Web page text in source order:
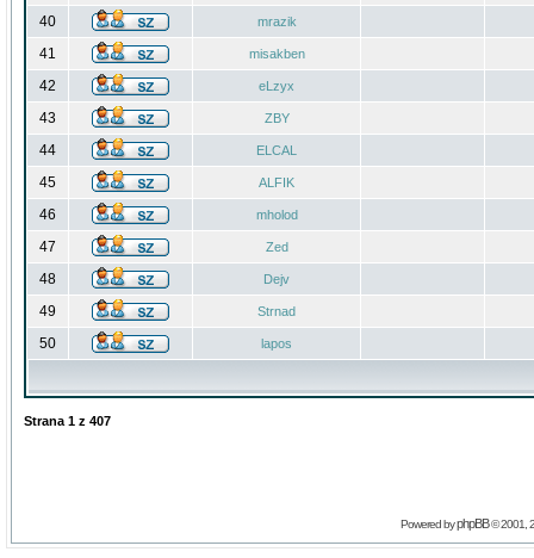
40 mrazik
41 misakben
42 eLzyx
43 ZBY
44 ELCAL
45 ALFIK
46 mholod
47 Zed
48 Dejv
49 Strnad
50 lapos
Strana 1 z 407
Powered byphpBB© 2001,